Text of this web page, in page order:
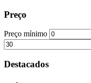
Preço
Preço mínimo
Destacados